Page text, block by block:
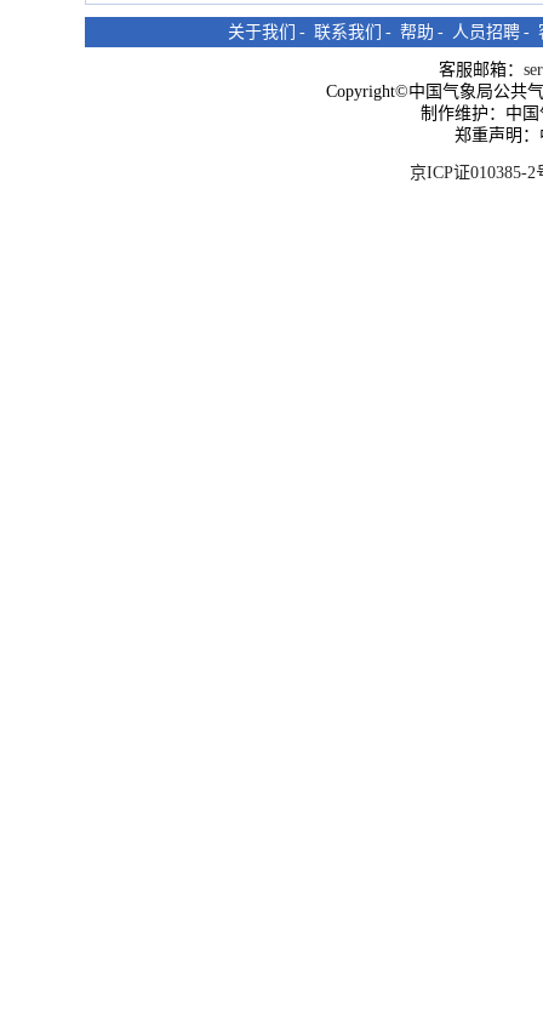
关于我们 - 联系我们 - 帮助 - 人员招聘 -
客服邮箱：
Copyright©中国气象局公共
制作维护：中
郑重声明
京ICP证010385-2